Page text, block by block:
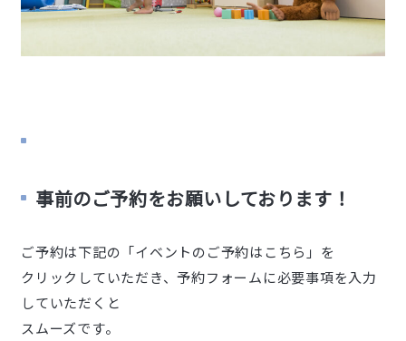
事前のご予約をお願いしております！
ご予約は下記の「イベントのご予約はこちら」を
クリックしていただき、予約フォームに必要事項を入力
していただくと
スムーズです。